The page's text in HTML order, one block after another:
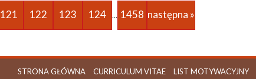
121 122 123 124 ... 1458 następna »
STRONA GŁÓWNA CURRICULUM VITAE LIST MOTYWACYJNY